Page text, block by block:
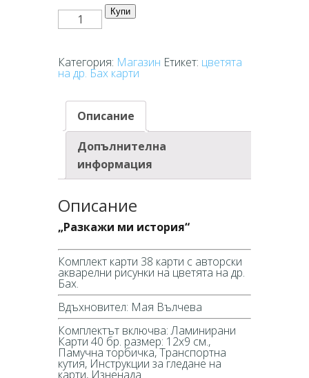
количество
Карти
на
др.
Купи
Категория: Магазин Етикет: цветята
на др. Бах карти
Описание
Допълнителна
информация
Описание
„Разкажи ми история“
Комплект карти 38 карти с авторски
акварелни рисунки на цветята на др.
Бах.
Вдъхновител: Мая Вълчева
Комплектът включва: Ламинирани
Карти 40 бр. размер: 12х9 см.,
Памучна торбичка, Транспортна
кутия, Инструкции за гледане на
карти, Изненада